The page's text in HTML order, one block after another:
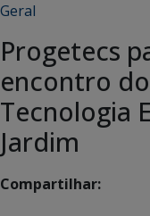
Geral
Progetecs
encontro
Tecnologia
Jardim
Compartilhar: